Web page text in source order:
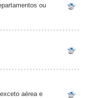
ou
aérea e